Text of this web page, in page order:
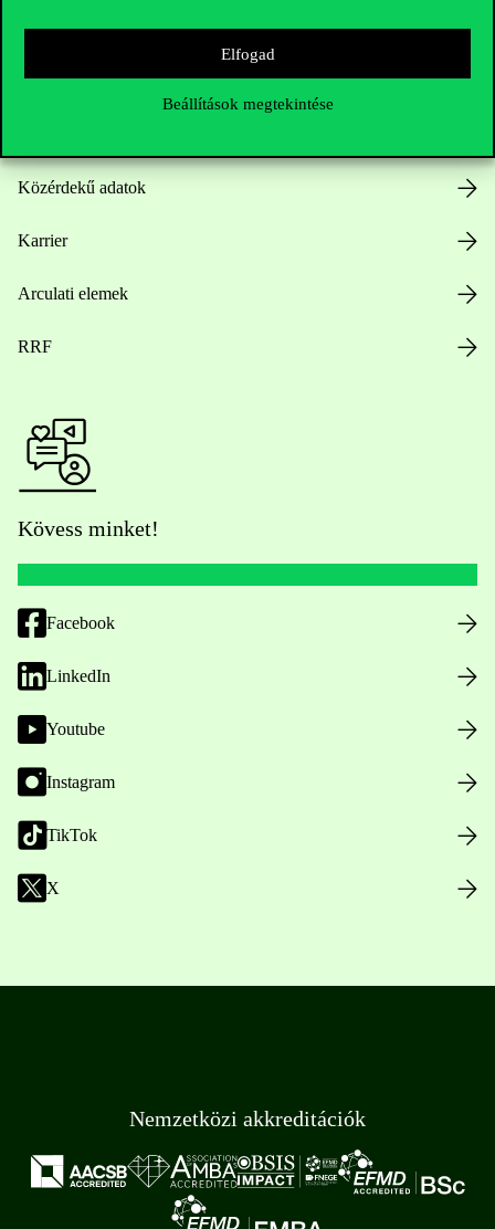
Elfogad
Beállítások megtekintése
Nyitvatartás
Közérdekű adatok
Karrier
Arculati elemek
RRF
Kövess minket!
Facebook
LinkedIn
Youtube
Instagram
TikTok
X
Nemzetközi akkreditációk